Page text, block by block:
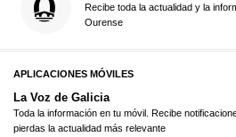
Recibe toda la actualidad y la
Ourense
APLICACIONES MÓVILES
La Voz de Galicia
Toda la información en tu móvil. Recibe
pierdas la actualidad más relevante